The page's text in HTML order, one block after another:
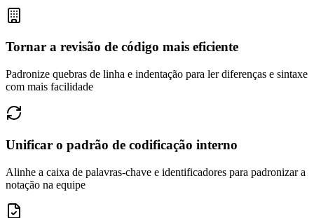
Tornar a revisão de código mais eficiente
Padronize quebras de linha e indentação para ler diferenças e sintaxe
com mais facilidade
Unificar o padrão de codificação interno
Alinhe a caixa de palavras-chave e identificadores para padronizar a
notação na equipe